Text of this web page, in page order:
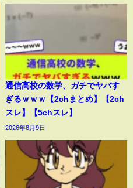
通信高校の数学、ガチでヤバす
ぎるｗｗｗ【2chまとめ】【2ch
スレ】【5chスレ】
2026年8月9日